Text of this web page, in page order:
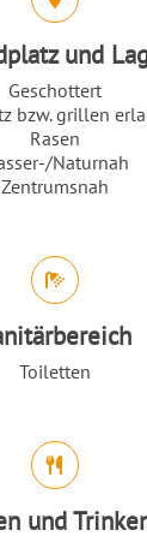
und
Geschottert
bzw. grillen
Rasen
Naturnah
Zentrumsnah
Toiletten
und